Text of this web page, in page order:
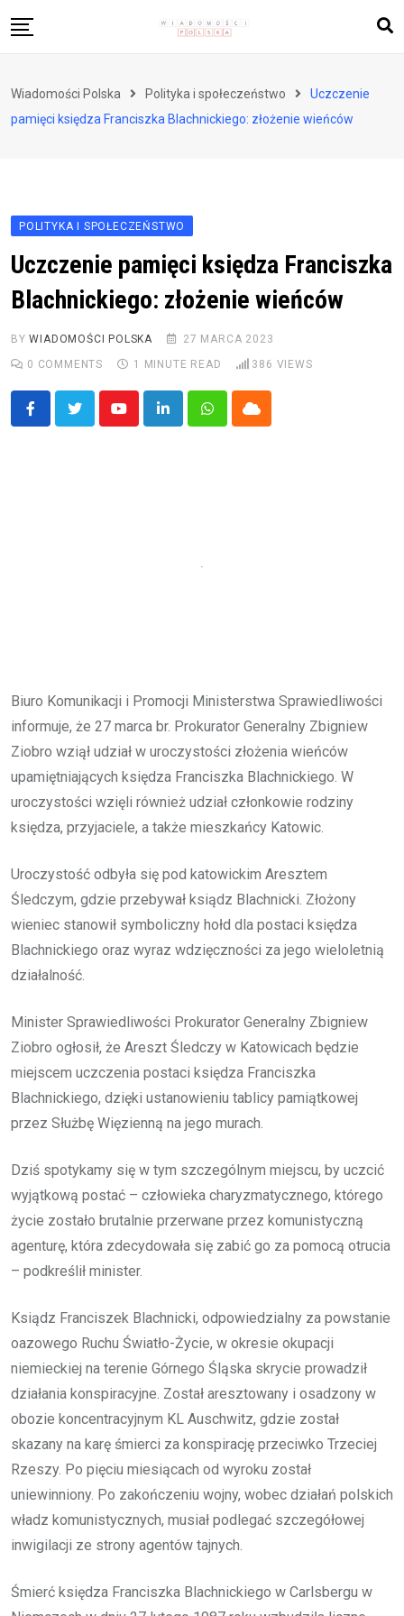
to
Zdrowie i styl życia
Wiadomości Polska Polityka i społeczeństwo
Uczczenie
pamięci księdza Franciszka Blachnickiego: złożenie wieńców
POLITYKA I SPOŁECZEŃSTWO
Uczczenie pamięci księdza Franciszka
Blachnickiego: złożenie wieńców
BYWIADOMOŚCI POLSKA
27 MARCA 2023
0 COMMENTS 1 MINUTE READ 386 VIEWS
YoutubeLinkedInWhatsappCloud
Biuro Komunikacji i Promocji Ministerstwa Sprawiedliwości
informuje, że 27 marca br. Prokurator Generalny Zbigniew
Ziobro wziął udział w uroczystości złożenia wieńców
upamiętniających księdza Franciszka Blachnickiego. W
uroczystości wzięli również udział członkowie rodziny
księdza, przyjaciele, a także mieszkańcy Katowic.
Uroczystość odbyła się pod katowickim Aresztem
Śledczym, gdzie przebywał ksiądz Blachnicki. Złożony
wieniec stanowił symboliczny hołd dla postaci księdza
Blachnickiego oraz wyraz wdzięczności za jego wieloletnią
działalność.
Minister Sprawiedliwości Prokurator Generalny Zbigniew
Ziobro ogłosił, że Areszt Śledczy w Katowicach będzie
miejscem uczczenia postaci księdza Franciszka
Blachnickiego, dzięki ustanowieniu tablicy pamiątkowej
przez Służbę Więzienną na jego murach.
Dziś spotykamy się w tym szczególnym miejscu, by uczcić
wyjątkową postać – człowieka charyzmatycznego, którego
życie zostało brutalnie przerwane przez komunistyczną
agenturę, która zdecydowała się zabić go za pomocą otrucia
– podkreślił minister.
Ksiądz Franciszek Blachnicki, odpowiedzialny za powstanie
oazowego Ruchu Światło-Życie, w okresie okupacji
niemieckiej na terenie Górnego Śląska skrycie prowadził
działania konspiracyjne. Został aresztowany i osadzony w
obozie koncentracyjnym KL Auschwitz, gdzie został
skazany na karę śmierci za konspirację przeciwko Trzeciej
Rzeszy. Po pięciu miesiącach od wyroku został
uniewinniony. Po zakończeniu wojny, wobec działań polskich
władz komunistycznych, musiał podlegać szczegółowej
inwigilacji ze strony agentów tajnych.
Śmierć księdza Franciszka Blachnickiego w Carlsbergu w